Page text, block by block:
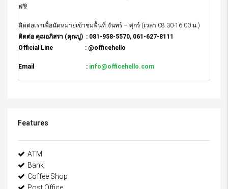
ฟรี!
ติดต่อเราเพื่อนัดหมายเข้าชมพื้นที่ จันทร์ – ศุกร์ (เวลา 08.30-16.00 น.)
ติดต่อ คุณอภิสรา (คุณปู) : 081-958-5570, 061-627-8111
Official Line : @officehello
Email : info@officehello.com
Features
ATM
Bank
Coffee Shop